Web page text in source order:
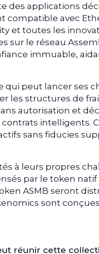
des applications
compatible avec
et toutes les
sur le réseau
immuable,
qui peut lancer ses
les structures de
autorisation et
intelligents.
sans fiducies
à leurs propres
par le token natif
ASMB seront
sont
réunir cette